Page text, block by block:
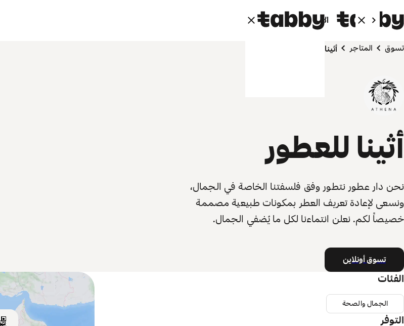
الأفراد الشركاء
تسوق المتاجر أثينا للعطور
أثينا للعطور
نحن دار عطور نتطور وفق فلسفتنا الخاصة في الجمال،
ونسعى لإعادة تعريف العطر بمكونات طبيعية مصممة
خصيصاً لكم. نعلن انتماءنا لكل ما يُضفي الجمال.
تسوق أونلاين
الفئات
الجمال والصحة
التوفر